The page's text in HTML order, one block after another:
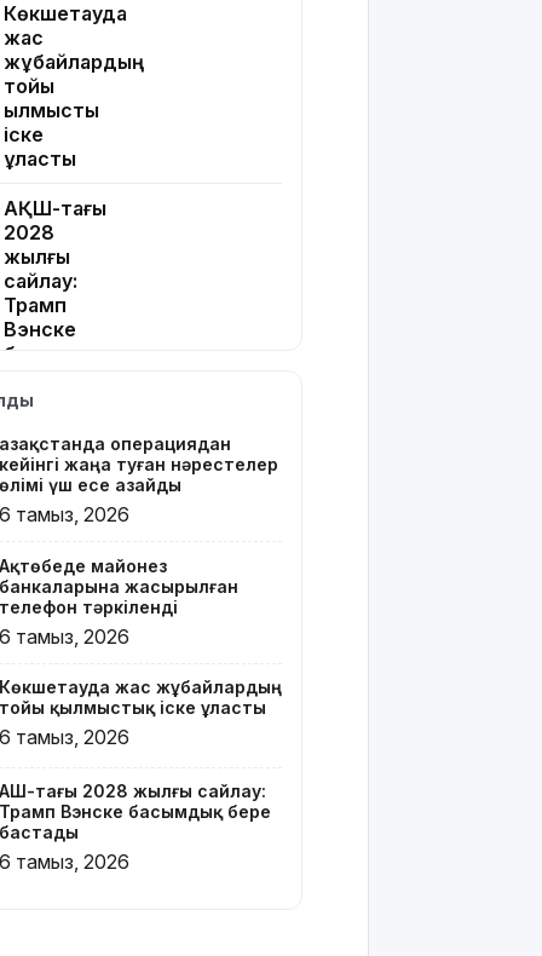
Көкшетауда
жас
жұбайлардың
тойы
қылмыстық
іске
ұласты
АҚШ-тағы
2028
жылғы
сайлау:
Трамп
Вэнске
басымдық
бастады
Онлайн-
казиноны
жарнамалаған
Қайсар
жылға
сотталуы
мүмкін
облысында
жылына 6
мың тонна
өндіретін
құс
фабрикасы
ашылды
Қазақстанда операциядан
кейінгі жаңа туған нәрестелер
өлімі үш есе азайды
6 тамыз, 2026
Ақтөбеде майонез
банкаларына жасырылған
телефон тәркіленді
6 тамыз, 2026
Көкшетауда жас жұбайлардың
тойы қылмыстық іске ұласты
6 тамыз, 2026
АҚШ-тағы 2028 жылғы сайлау:
Трамп Вэнске басымдық бере
бастады
6 тамыз, 2026